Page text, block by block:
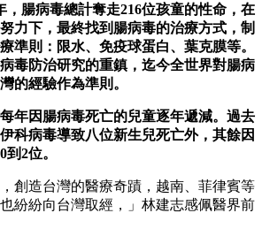
，腸病毒總計奪走216位孩童的性命，在
力下，最終找到腸病毒的治療方式，制
準則：限水、免疫球蛋白、葉克膜等。
毒防治研究的重鎮，迄今全世界對腸病
的經驗作為準則。
年因腸病毒死亡的兒童逐年遞減。過去
科病毒導致八位新生兒死亡外，其餘因
2位。
創造台灣的醫療奇蹟，越南、菲律賓等
紛紛向台灣取經，」林建志感佩醫界前